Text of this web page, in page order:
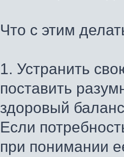
Что с этим
1. Устранить
поставить
здоровый
Если
при понимании